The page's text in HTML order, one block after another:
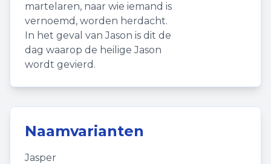
martelaren, naar wie iemand is
vernoemd, worden herdacht.
In het geval van Jason is dit de
dag waarop de heilige Jason
wordt gevierd.
Naamvarianten
Jasper